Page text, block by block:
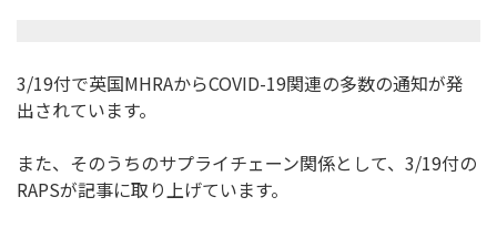
3/19付で英国MHRAからCOVID-19関連の多数の通知が発
出されています。
また、そのうちのサプライチェーン関係として、3/19付の
RAPSが記事に取り上げています。